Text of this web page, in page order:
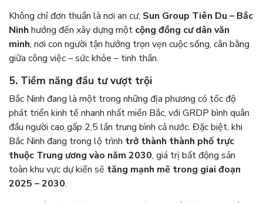
Không chỉ đơn thuần là nơi an cư, Sun Group Tiên Du – Bắc
Ninh hướng đến xây dựng một cộng đồng cư dân văn
minh, nơi con người tận hưởng trọn vẹn cuộc sống, cân bằng
giữa công việc – sức khỏe – tinh thần.
5. Tiềm năng đầu tư vượt trội
Bắc Ninh đang là một trong những địa phương có tốc độ
phát triển kinh tế nhanh nhất miền Bắc, với GRDP bình quân
đầu người cao gấp 2,5 lần trung bình cả nước. Đặc biệt, khi
Bắc Ninh đang trong lộ trình trở thành thành phố trực
thuộc Trung ương vào năm 2030, giá trị bất động sản
toàn khu vực dự kiến sẽ tăng mạnh mẽ trong giai đoạn
2025 – 2030.